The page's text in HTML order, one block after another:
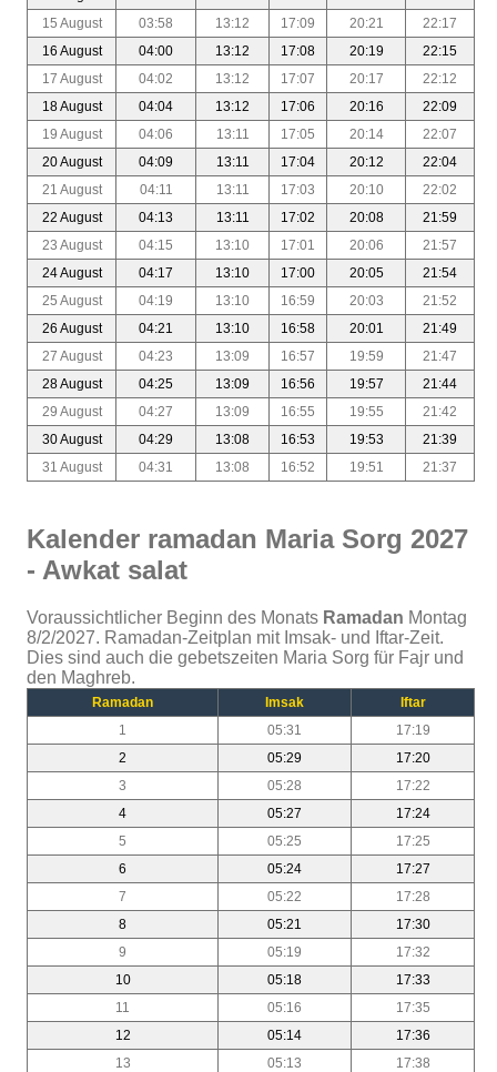
15 August
03:58 13:12 17:09 20:21
22:17
16 August
04:00 13:12 17:08 20:19
22:15
17 August
04:02 13:12 17:07 20:17
22:12
18 August
04:04 13:12 17:06 20:16
22:09
19 August
04:06 13:11 17:05 20:14
22:07
20 August
04:09 13:11 17:04 20:12
22:04
21 August
04:11 13:11 17:03 20:10
22:02
22 August
04:13 13:11 17:02 20:08
21:59
23 August
04:15 13:10 17:01 20:06
21:57
24 August
04:17 13:10 17:00 20:05
21:54
25 August
04:19 13:10 16:59 20:03
21:52
26 August
04:21 13:10 16:58 20:01
21:49
27 August
04:23 13:09 16:57 19:59
21:47
28 August
04:25 13:09 16:56 19:57
21:44
29 August
04:27 13:09 16:55 19:55
21:42
30 August
04:29 13:08 16:53 19:53
21:39
31 August
04:31 13:08 16:52 19:51 21:37
Kalender ramadan Maria Sorg 2027
- Awkat salat
Voraussichtlicher Beginn des Monats Ramadan Montag
8/2/2027. Ramadan-Zeitplan mit Imsak- und Iftar-Zeit.
Dies sind auch die gebetszeiten Maria Sorg für Fajr und
den Maghreb.
Ramadan Imsak
Iftar
1
05:31
17:19
2
05:29
17:20
3
05:28
17:22
4
05:27
17:24
5
05:25
17:25
6
05:24
17:27
7
05:22
17:28
8
05:21
17:30
9
05:19
17:32
10
05:18
17:33
11
05:16
17:35
12
05:14
17:36
13
05:13
17:38